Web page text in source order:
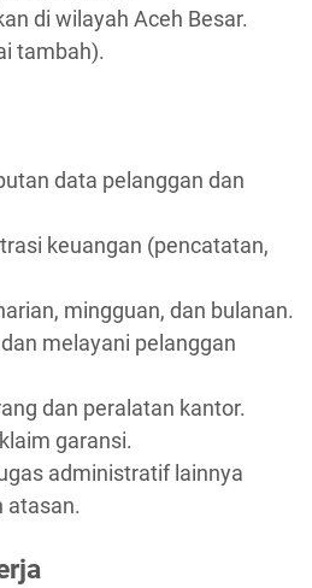
di wilayah Aceh Besar.
tambah).
data pelanggan dan
keuangan (pencatatan,
mingguan, dan bulanan.
melayani pelanggan
dan peralatan kantor.
garansi.
administratif lainnya
atasan.